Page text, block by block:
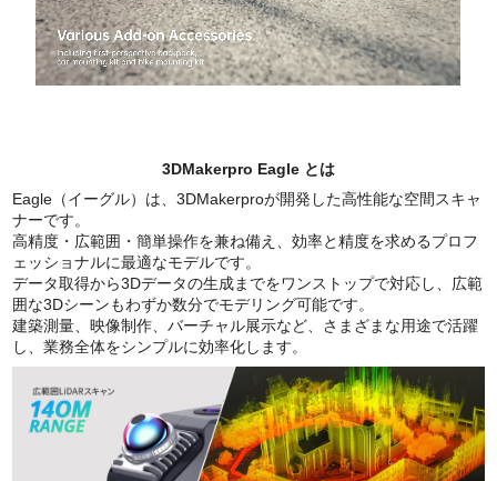
3DMakerpro Eagle とは
Eagle（イーグル）は、3DMakerproが開発した高性能な空間スキャ
ナーです。
高精度・広範囲・簡単操作を兼ね備え、効率と精度を求めるプロフ
ェッショナルに最適なモデルです。
データ取得から3Dデータの生成までをワンストップで対応し、広範
囲な3Dシーンもわずか数分でモデリング可能です。
建築測量、映像制作、バーチャル展示など、さまざまな用途で活躍
し、業務全体をシンプルに効率化します。